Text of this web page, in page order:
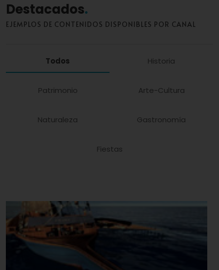
Destacados
EJEMPLOS DE CONTENIDOS DISPONIBLES POR CANAL
Todos Historia
Patrimonio Arte-Cultura
Naturaleza Gastronomía
Fiestas